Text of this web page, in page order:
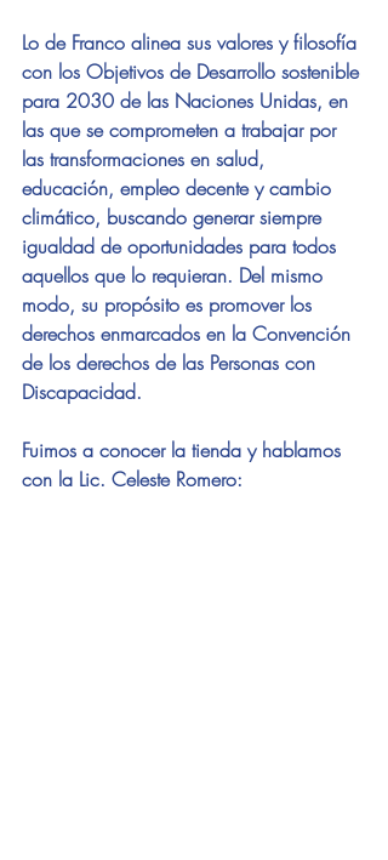
Lo de Franco alinea sus valores y filosofía
con los Objetivos de Desarrollo sostenible
para 2030 de las Naciones Unidas, en
las que se comprometen a trabajar por
las transformaciones en salud,
educación, empleo decente y cambio
climático, buscando generar siempre
igualdad de oportunidades para todos
aquellos que lo requieran. Del mismo
modo, su propósito es promover los
derechos enmarcados en la Convención
de los derechos de las Personas con
Discapacidad.
Fuimos a conocer la tienda y hablamos
con la Lic. Celeste Romero: